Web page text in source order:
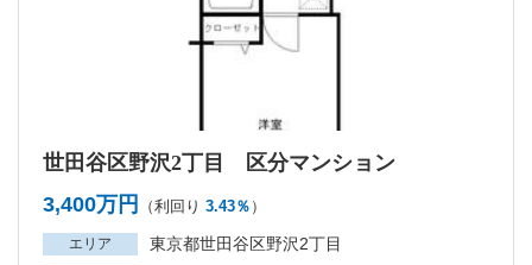
世田谷区野沢2丁目 区分マンション
3,400万円 （利回り 3.43％ ）
エリア 東京都世田谷区野沢2丁目